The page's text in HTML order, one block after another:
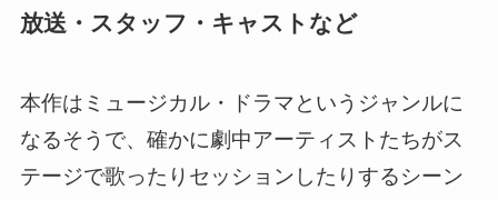
放送・スタッフ・キャストなど
本作はミュージカル・ドラマというジャンルに
なるそうで、確かに劇中アーティストたちがス
テージで歌ったりセッションしたりするシーン